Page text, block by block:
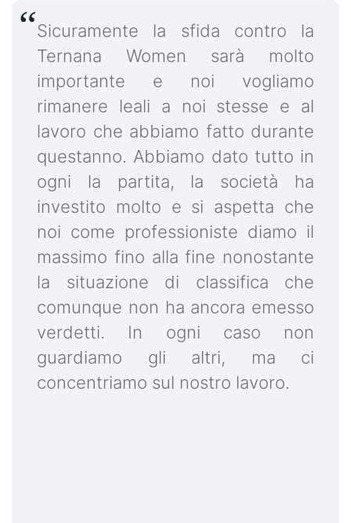
Sicuramente la sfida contro la
Ternana Women sarà molto
importante e noi vogliamo
rimanere leali a noi stesse e al
lavoro che abbiamo fatto durante
questanno. Abbiamo dato tutto in
ogni la partita, la società ha
investito molto e si aspetta che
noi come professioniste diamo il
massimo fino alla fine nonostante
la situazione di classifica che
comunque non ha ancora emesso
verdetti. In ogni caso non
guardiamo gli altri, ma ci
concentriamo sul nostro lavoro.